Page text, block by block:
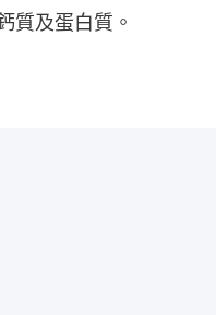
質及蛋白質。